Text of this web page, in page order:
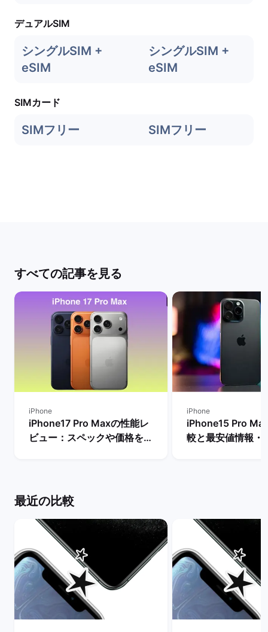
デュアルSIM
シングルSIM +
eSIM
シングルSIM +
eSIM
SIMカード
SIMフリー SIMフリー
すべての記事を見る
iPhone
iPhone17 Pro Maxの性能レ
ビュー：スペックや価格を
iPhone
iPhone15 Pro
較と最安値情報・
最近の比較